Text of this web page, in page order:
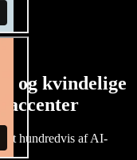
og kvindelige
accenter
hundredvis af AI-